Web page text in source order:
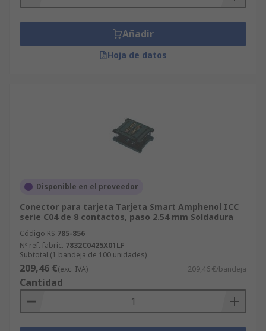
Añadir
Hoja de datos
Disponible en el proveedor
Conector para tarjeta Tarjeta Smart Amphenol ICC
serie C04 de 8 contactos, paso 2.54 mm Soldadura
Código RS 785-856
Nº ref. fabric. 7832C0425X01LF
Subtotal (1 bandeja de 100 unidades)
209,46 €(exc. IVA) 209,46 €/bandeja
Cantidad